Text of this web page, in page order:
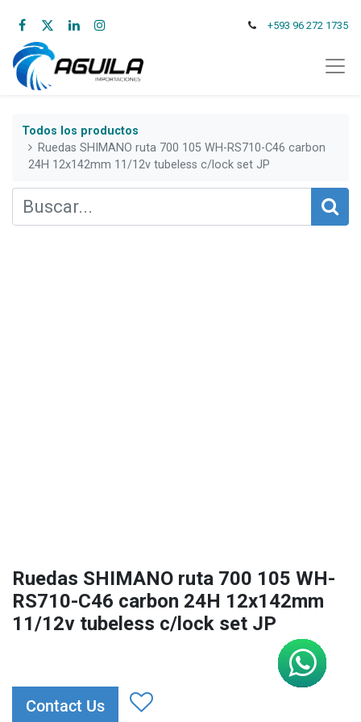
+593 96 272 1735
Todos los productos
Ruedas SHIMANO ruta 700 105 WH-RS710-C46 carbon
24H 12x142mm 11/12v tubeless c/lock set JP
Ruedas SHIMANO ruta 700 105 WH-
RS710-C46 carbon 24H 12x142mm
11/12v tubeless c/lock set JP
Contact Us